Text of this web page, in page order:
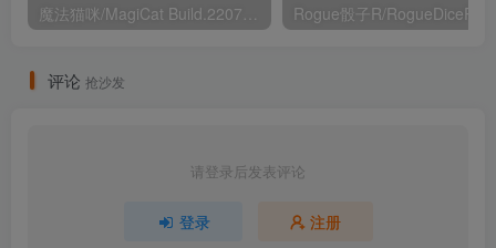
评论 抢沙发
请登录后发表评论
登录 注册